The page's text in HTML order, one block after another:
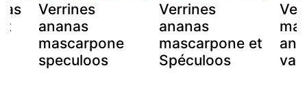
Verrines
ananas
mascarpone
speculoos
Verrines
ananas
mascarpone et
Spéculoos